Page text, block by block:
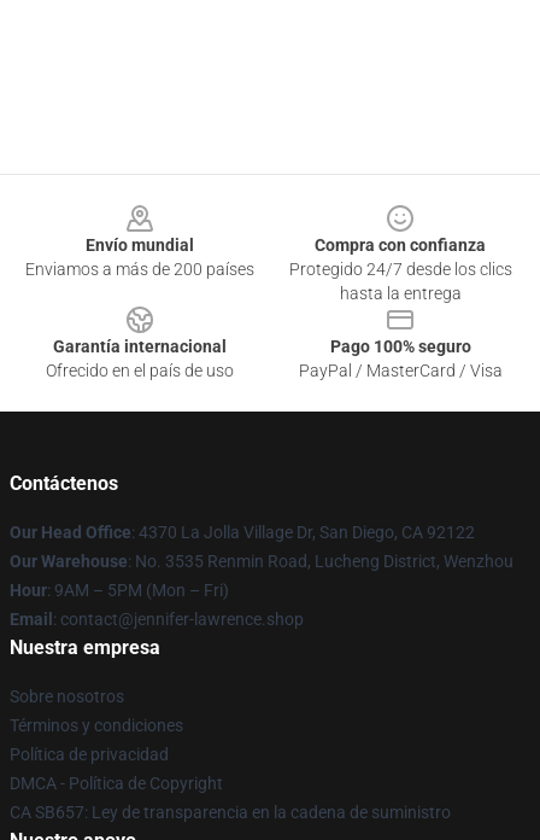
Envío mundial
Enviamos a más de 200 países
Compra con confianza
Protegido 24/7 desde los clics
hasta la entrega
Garantía internacional
Ofrecido en el país de uso
Pago 100% seguro
PayPal / MasterCard / Visa
Contáctenos
Our Head Office: 4370 La Jolla Village Dr, San Diego, CA 92122
Our Warehouse: No. 3535 Renmin Road, Lucheng District, Wenzhou
Hour: 9AM – 5PM (Mon – Fri)
Email : contact@jennifer-lawrence.shop
Nuestra empresa
Sobre nosotros
Términos y condiciones
Política de privacidad
DMCA - Política de Copyright
CA SB657: Ley de transparencia en la cadena de suministro